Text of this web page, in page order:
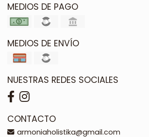
MEDIOS DE PAGO
MEDIOS DE ENVÍO
NUESTRAS REDES SOCIALES
CONTACTO
armoniaholistika@gmail.com